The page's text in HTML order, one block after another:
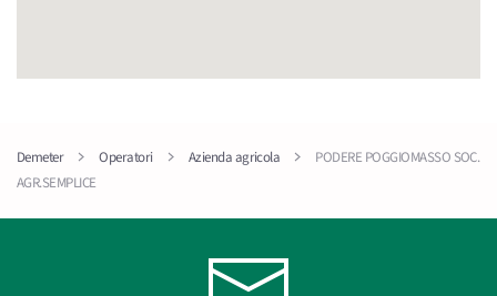
Demeter Operatori Azienda agricola
PODERE POGGIOMASSO SOC.
AGR.SEMPLICE